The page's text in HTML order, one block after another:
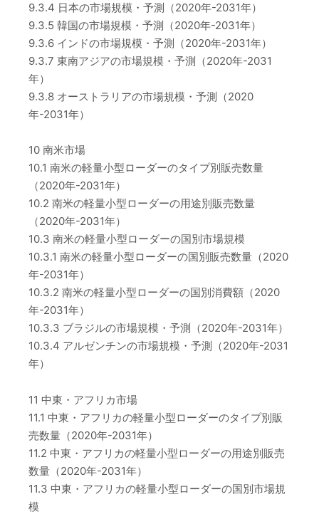
9.3.4 日本の市場規模・予測（2020年-2031年）
9.3.5 韓国の市場規模・予測（2020年-2031年）
9.3.6 インドの市場規模・予測（2020年-2031年）
9.3.7 東南アジアの市場規模・予測（2020年-2031
年）
9.3.8 オーストラリアの市場規模・予測（2020
年-2031年）
10 南米市場
10.1 南米の軽量小型ローダーのタイプ別販売数量
（2020年-2031年）
10.2 南米の軽量小型ローダーの用途別販売数量
（2020年-2031年）
10.3 南米の軽量小型ローダーの国別市場規模
10.3.1 南米の軽量小型ローダーの国別販売数量（2020
年-2031年）
10.3.2 南米の軽量小型ローダーの国別消費額（2020
年-2031年）
10.3.3 ブラジルの市場規模・予測（2020年-2031年）
10.3.4 アルゼンチンの市場規模・予測（2020年-2031
年）
11 中東・アフリカ市場
11.1 中東・アフリカの軽量小型ローダーのタイプ別販
売数量（2020年-2031年）
11.2 中東・アフリカの軽量小型ローダーの用途別販売
数量（2020年-2031年）
11.3 中東・アフリカの軽量小型ローダーの国別市場規
模